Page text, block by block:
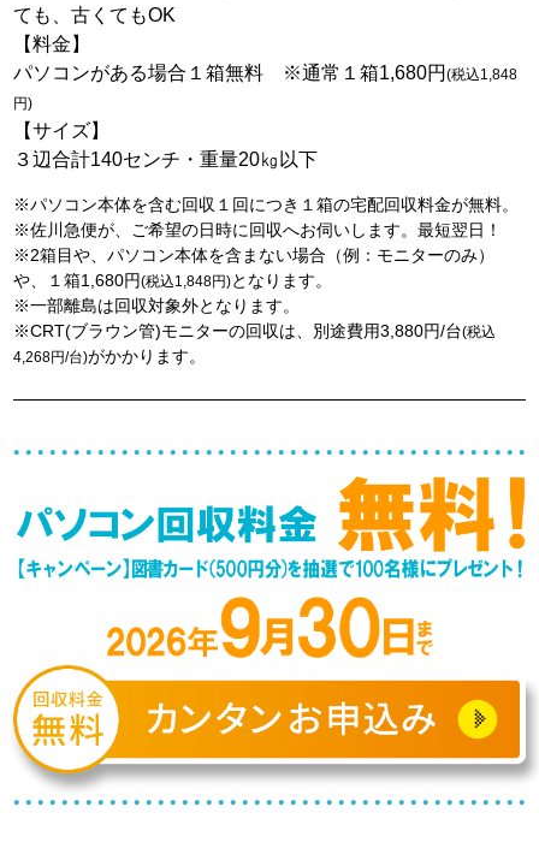
ても、古くてもOK
【料金】
パソコンがある場合１箱無料 ※通常１箱1,680円(税込1,848
円)
【サイズ】
３辺合計140センチ・重量20㎏以下
※パソコン本体を含む回収１回につき１箱の宅配回収料金が無料。
※佐川急便が、ご希望の日時に回収へお伺いします。最短翌日！
※2箱目や、パソコン本体を含まない場合（例：モニターのみ）
や、１箱1,680円(税込1,848円)となります。
※一部離島は回収対象外となります。
※CRT(ブラウン管)モニターの回収は、別途費用3,880円/台(税込
4,268円/台)がかかります。